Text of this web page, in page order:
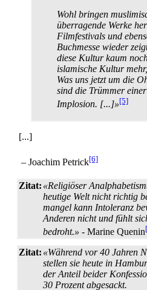
Wohl bringen
überragende Werke
Filmfestivals und
Buchmesse wieder
diese Kultur kaum
islamische Kultur
Was uns jetzt um die
sind die Trümmer
Implosion. [...]»[5]
[...]
– Joachim Petrick[6]
Zitat: «Religiöser
heutige Welt nicht richtig
mangel kann Intoleranz
Anderen nicht und fühlt
bedroht.» - Marine Quenin
Zitat: «Während vor 40 Jahren
stellen sie heute in
der Anteil beider
30 Prozent abgesackt.